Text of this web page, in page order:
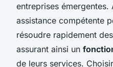
entreprises émergentes.
assistance compétente
résoudre rapidement
assurant ainsi un
de leurs services.